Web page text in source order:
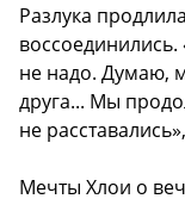
Разлука
не надо. Думаю,
друга... Мы
не
Мечты Хлои о